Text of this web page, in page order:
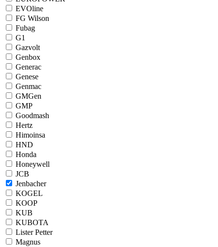
EVOline
FG Wilson
Fubag
G1
Gazvolt
Genbox
Generac
Genese
Genmac
GMGen
GMP
Goodmash
Hertz
Himoinsa
HND
Honda
Honeywell
JCB
Jenbacher
KOGEL
KOOP
KUB
KUBOTA
Lister Petter
Magnus